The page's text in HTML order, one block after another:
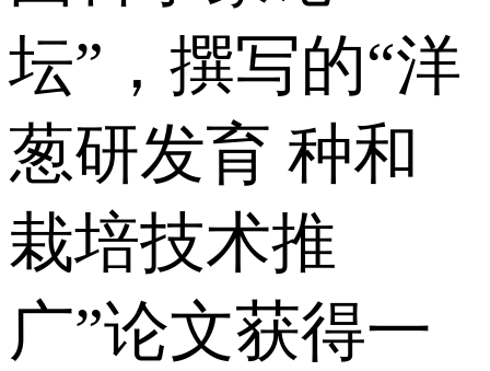
坛”，撰写的“洋
葱研发育 种和
栽培技术推
广”论文获得一